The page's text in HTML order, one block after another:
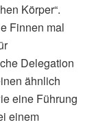
Körper“.
Finnen mal
Delegation
ähnlich
eine Führung
einem